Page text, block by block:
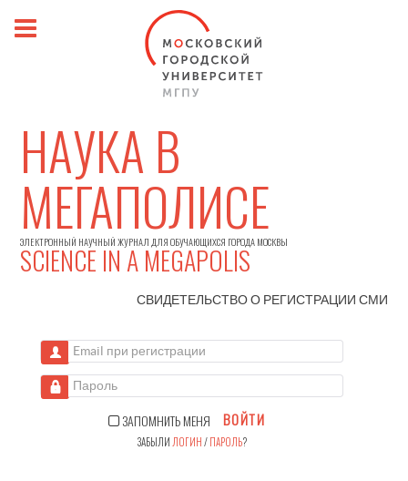
НАУКА В
МЕГАПОЛИСЕ
ЭЛЕКТРОННЫЙ НАУЧНЫЙ ЖУРНАЛ ДЛЯ ОБУЧАЮЩИХСЯ ГОРОДА МОСКВЫ
SCIENCE IN A MEGAPOLIS
СВИДЕТЕЛЬСТВО О РЕГИСТРАЦИИСМИ
Email при регистрации
Пароль
ЗАПОМНИТЬ МЕНЯ ВОЙТИ
ЗАБЫЛИ ЛОГИН/ПАРОЛЬ?